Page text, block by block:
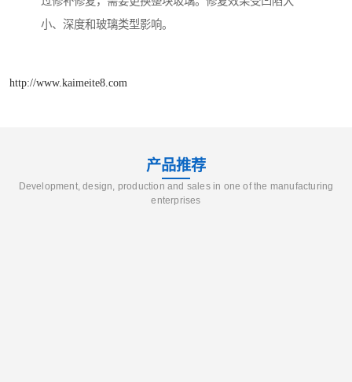
小、深度和玻璃类型影响。
http://www.kaimeite8.com
产品推荐
Development, design, production and sales in one of the manufacturing
enterprises